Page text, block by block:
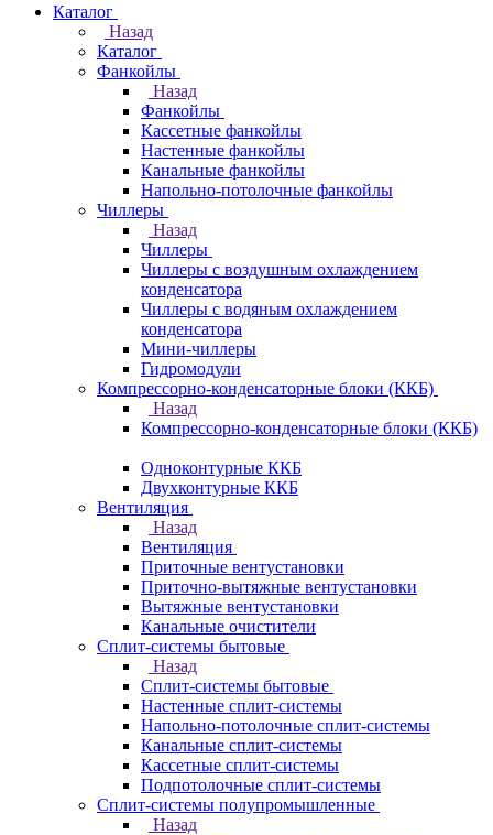
Каталог
Назад
Каталог
Фанкойлы
Назад
Фанкойлы
Кассетные фанкойлы
Настенные фанкойлы
Канальные фанкойлы
Напольно-потолочные фанкойлы
Чиллеры
Назад
Чиллеры
Чиллеры с воздушным охлаждением
конденсатора
Чиллеры с водяным охлаждением
конденсатора
Мини-чиллеры
Гидромодули
Компрессорно-конденсаторные блоки (ККБ)
Назад
Компрессорно-конденсаторные блоки (ККБ)
Одноконтурные ККБ
Двухконтурные ККБ
Вентиляция
Назад
Вентиляция
Приточные вентустановки
Приточно-вытяжные вентустановки
Вытяжные вентустановки
Канальные очистители
Сплит-системы бытовые
Назад
Сплит-системы бытовые
Настенные сплит-системы
Напольно-потолочные сплит-системы
Канальные сплит-системы
Кассетные сплит-системы
Подпотолочные сплит-системы
Сплит-системы полупромышленные
Назад